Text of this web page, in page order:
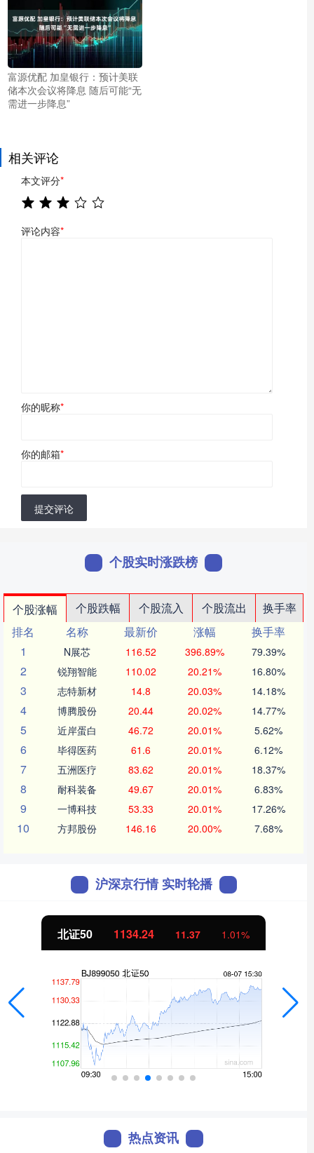
富源优配 加皇银行：预计美联
储本次会议将降息 随后可能“无
需进一步降息”
相关评论
本文评分*
评论内容*
你的昵称*
你的邮箱*
提交评论
个股实时涨跌榜
个股涨幅 个股跌幅 个股流入 个股流出
换手率
排名
名称 最新价 涨幅
换手率
1
N展芯 116.52 396.89% 79.39%
2 锐翔智能 110.02 20.21% 16.80%
3 志特新材 14.8 20.03% 14.18%
4 博腾股份 20.44 20.02% 14.77%
5 近岸蛋白 46.72 20.01% 5.62%
6 毕得医药 61.6 20.01% 6.12%
7 五洲医疗 83.62 20.01% 18.37%
8 耐科装备 49.67 20.01% 6.83%
9 一博科技 53.33 20.01% 17.26%
10 方邦股份 146.16 20.00% 7.68%
沪深京行情 实时轮播
北证50 1134.24 11.37 1.01%
热点资讯